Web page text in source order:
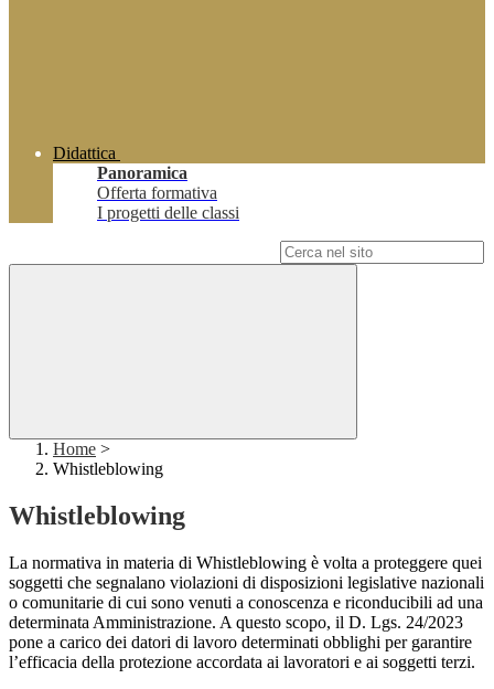
Didattica
Panoramica
Offerta formativa
I progetti delle classi
Home >
Whistleblowing
Whistleblowing
La normativa in materia di Whistleblowing è volta a proteggere quei
soggetti che segnalano violazioni di disposizioni legislative nazionali
o comunitarie di cui sono venuti a conoscenza e riconducibili ad una
determinata Amministrazione. A questo scopo, il D. Lgs. 24/2023
pone a carico dei datori di lavoro determinati obblighi per garantire
l’efficacia della protezione accordata ai lavoratori e ai soggetti terzi.